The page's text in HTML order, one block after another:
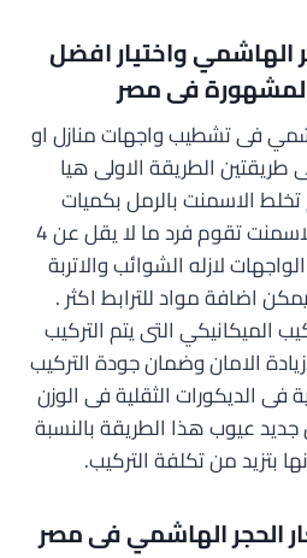
الهاشمي واختيار افضل
فى مصر
فى تشطيب واجهات منازل او
الطريقة الاولى هيا
تخلط الاسمنت بالرمل بكميات
مناسبة حيث ان شكارة الاسمنت تقوم فرد ما لا يقل عن 4
لازله الشوائب والاتربة
اضافة مواد للترابط اكثر .
الميكانيكي التى يتم التركيب
الامان وضمان جودة التركيب
فى الديكورات الثقلية فى الوزن
عيوب هذا الطريقة بالنسبة
بتزيد من تكلفة التركيب.
الحجر الهاشمي فى مصر